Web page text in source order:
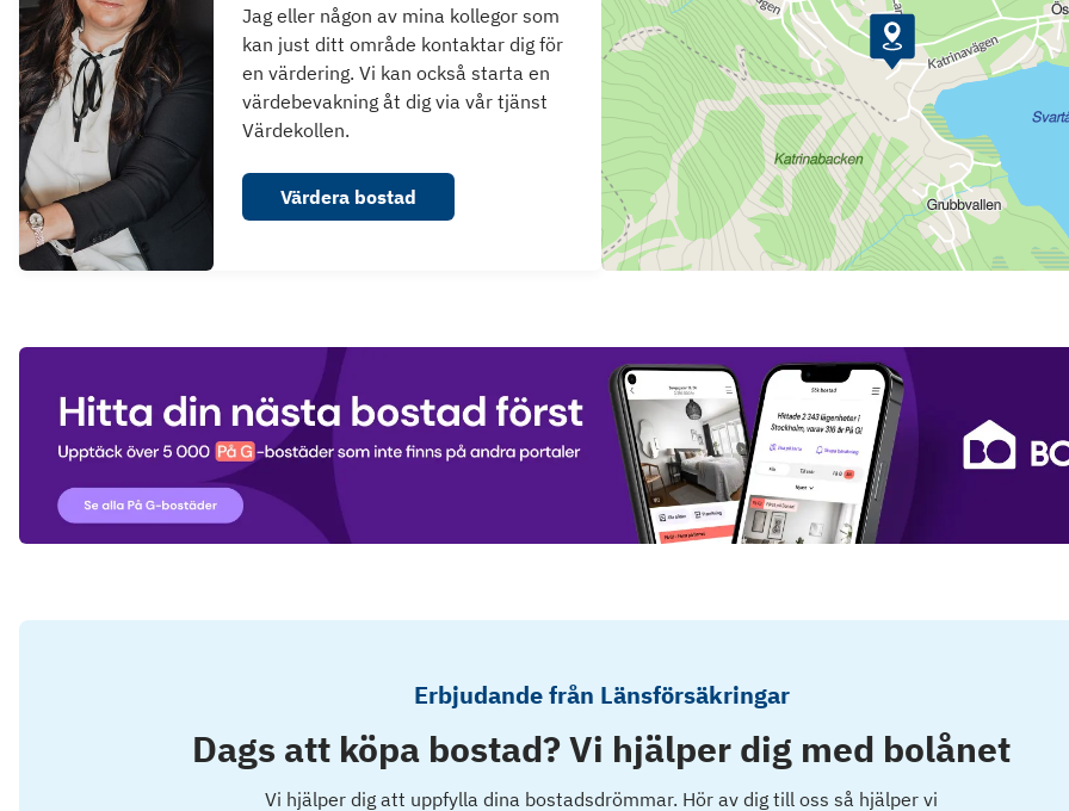
Jag eller någon av mina kollegor som
kan just ditt område kontaktar dig för
en värdering. Vi kan också starta en
värdebevakning åt dig via vår tjänst
Värdekollen.
Värdera bostad
Erbjudande från Länsförsäkringar
Dags att köpa bostad? Vi hjälper dig med bolånet
Vi hjälper dig att uppfylla dina bostadsdrömmar. Hör av dig till oss så hjälper vi